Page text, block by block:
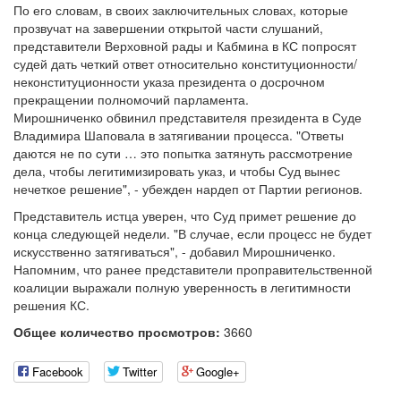
По его словам, в своих заключительных словах, которые
прозвучат на завершении открытой части слушаний,
представители Верховной рады и Кабмина в КС попросят
судей дать четкий ответ относительно конституционности/
неконституционности указа президента о досрочном
прекращении полномочий парламента.
Мирошниченко обвинил представителя президента в Суде
Владимира Шаповала в затягивании процесса. "Ответы
даются не по сути … это попытка затянуть рассмотрение
дела, чтобы легитимизировать указ, и чтобы Суд вынес
нечеткое решение", - убежден нардеп от Партии регионов.
Представитель истца уверен, что Суд примет решение до
конца следующей недели. "В случае, если процесс не будет
искусственно затягиваться", - добавил Мирошниченко.
Напомним, что ранее представители проправительственной
коалиции выражали полную уверенность в легитимности
решения КС.
Общее количество просмотров: 3660
Facebook Twitter Google+